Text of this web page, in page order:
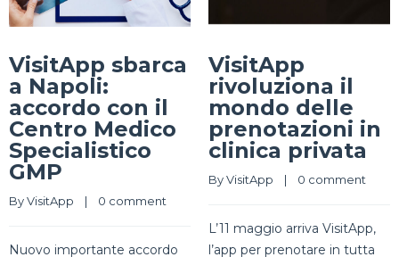
VisitApp sbarca
a Napoli:
accordo con il
Centro Medico
Specialistico
GMP
By VisitApp
    |
0 comment
Nuovo importante accordo
VisitApp
rivoluziona il
mondo delle
prenotazioni in
clinica privata
By VisitApp
    |
0 comment
L’11 maggio arriva VisitApp,
l’app per prenotare in tutta